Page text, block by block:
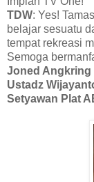
TDW: Yes!
belajar sesuatu
tempat rekreasi
Semoga
Joned Angkring
Ustadz
Setyawan Plat